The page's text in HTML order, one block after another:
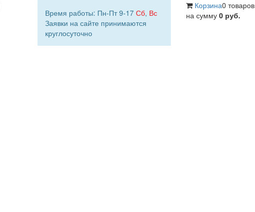
Время работы: Пн-Пт 9-17 Сб, Вс
Заявки на сайте принимаются
круглосуточно
Корзина0 товаров
на сумму 0 руб.